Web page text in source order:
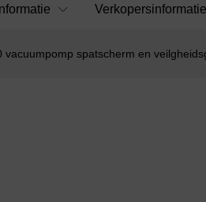
Verkopersinformatie
spatscherm en